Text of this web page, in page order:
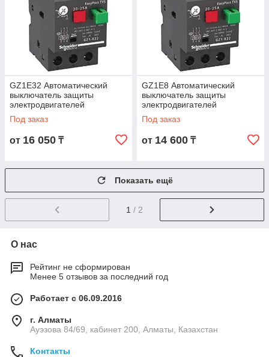
GZ1E32 Автоматический
выключатель защиты
электродвигателей
мощностью до 15кВт, на токи
24 - 32А
Под заказ
от 16 050 ₸
GZ1E8 Автоматический
выключатель защиты
электродвигателей
мощностью до 1.5 кВт, на
токи 2.5- 4А
Под заказ
от 14 600 ₸
Показать ещё
1 / 2
О нас
Рейтинг не сформирован
Менее 5 отзывов за последний год
Работает с 06.09.2016
г. Алматы
Ауэзова 84/69, кабинет 200, Алматы, Казахстан
Контакты